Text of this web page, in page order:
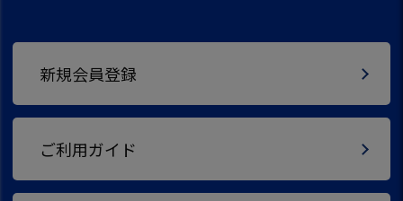
新規会員登録
ご利用ガイド